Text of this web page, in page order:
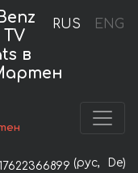
RUS ENG
TV
в
(рус, De)